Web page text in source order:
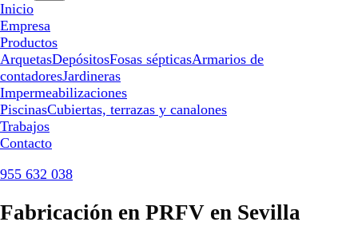
Inicio
Empresa
Productos
ArquetasDepósitosFosas sépticasArmarios de
contadoresJardineras
Impermeabilizaciones
PiscinasCubiertas, terrazas y canalones
Trabajos
Contacto
955 632 038
Fabricación en PRFV en Sevilla